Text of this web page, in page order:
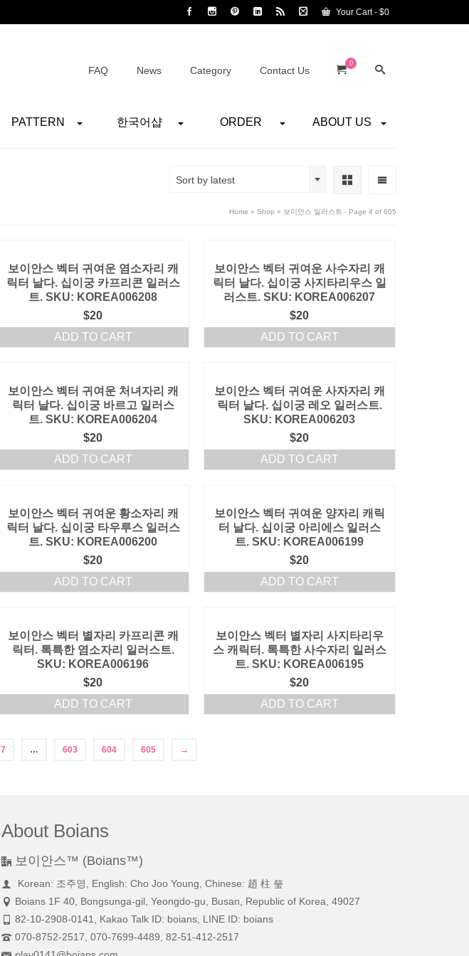
Your Cart- $0
FAQ News Category Contact Us
0
PATTERN 한국어샵 ORDER ABOUT US
Sort by latest
Home » Shop » 보이안스 일러스트 - Page 4 of 605
보이안스 벡터 귀여운 염소자리 캐
릭터 날다. 십이궁 카프리콘 일러스
트. SKU: KOREA006208
$20
ADD TO CART
보이안스 벡터 귀여운 사수자리 캐
릭터 날다. 십이궁 사지타리우스 일
러스트. SKU: KOREA006207
$20
ADD TO CART
보이안스 벡터 귀여운 처녀자리 캐
릭터 날다. 십이궁 바르고 일러스
트. SKU: KOREA006204
$20
ADD TO CART
보이안스 벡터 귀여운 사자자리 캐
릭터 날다. 십이궁 레오 일러스트.
SKU: KOREA006203
$20
ADD TO CART
보이안스 벡터 귀여운 황소자리 캐
릭터 날다. 십이궁 타우루스 일러스
트. SKU: KOREA006200
$20
ADD TO CART
보이안스 벡터 귀여운 양자리 캐릭
터 날다. 십이궁 아리에스 일러스
트. SKU: KOREA006199
$20
ADD TO CART
보이안스 벡터 별자리 카프리콘 캐
릭터. 톡특한 염소자리 일러스트.
SKU: KOREA006196
$20
ADD TO CART
보이안스 벡터 별자리 사지타리우
스 캐릭터. 톡특한 사수자리 일러스
트. SKU: KOREA006195
$20
ADD TO CART
7 … 603 604 605 →
About Boians
보이안스™ (Boians™)
Korean: 조주영, English: Cho Joo Young, Chinese: 趙 柱 瑩
Boians 1F 40, Bongsunga-gil, Yeongdo-gu, Busan, Republic of Korea, 49027
82-10-2908-0141, Kakao Talk ID: boians, LINE ID: boians
070-8752-2517, 070-7699-4489, 82-51-412-2517